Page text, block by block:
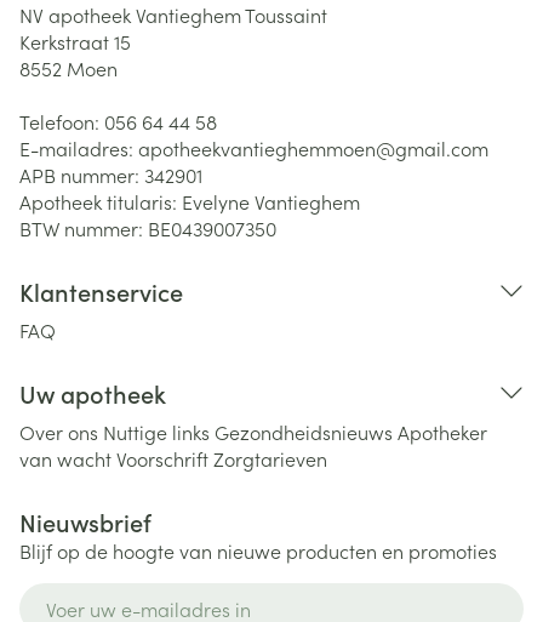
NV apotheek Vantieghem Toussaint
Kerkstraat 15
8552 Moen
Telefoon: 056 64 44 58
E-mailadres: apotheekvantieghemmoen@gmail.com
APB nummer: 342901
Apotheek titularis: Evelyne Vantieghem
BTW nummer: BE0439007350
Klantenservice
FAQ
Uw apotheek
Over ons Nuttige links Gezondheidsnieuws Apotheker
van wachtVoorschriftZorgtarieven
Nieuwsbrief
Blijf op de hoogte van nieuwe producten en promoties